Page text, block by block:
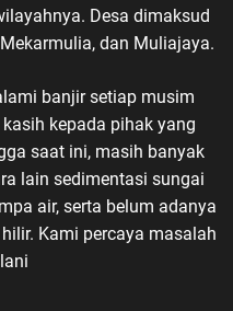
Desa dimaksud
dan Muliajaya.
banjir setiap musim
kepada pihak yang
saat ini, masih banyak
lain sedimentasi sungai
air, serta belum adanya
Kami percaya masalah